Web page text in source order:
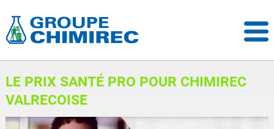
LE PRIX SANTÉ PRO POUR CHIMIREC
VALRECOISE